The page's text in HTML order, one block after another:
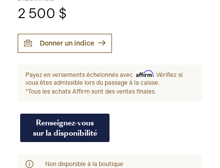
2 500 $
Donner un indice
Payez en versements échelonnés avec Affirm. Vérifiez si
vous êtes admissible lors du passage à la caisse.
*Tous les achats Affirm sont des ventes finales.
Renseignez-vous
sur la disponibilité
Non disponible à la boutique